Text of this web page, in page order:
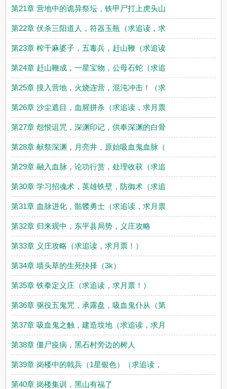
第21章 营地中的诡异祭坛，铁甲尸打上虎头山
第22章 伏杀三阳道人，符器玉瓶（求追读，求
第23章 榨干麻婆子，五毒兵，赶山鞭（求追读
第24章 赶山鞭成，一星宝物，公母石蛇（求追
第25章 摸入营地，火烧连营，混沌冲击！（求
第26章 沙尘遮目，血腥拼杀（求追读，求月票
第27章 怨恨诅咒，深渊印记，供奉深渊的白骨
第28章 献祭深渊，月亮井，原始吸血鬼血脉（
第29章 融入血脉，论功行赏，处理收获（求追
第30章 学习招魂术，英雄铁壁，防御术（求追
第31章 血脉进化，骷髅勇士（求追读，求月票
第32章 归来观中，东平县局势，义庄攻略
第33章 义庄攻略（求追读，求月票！）
第34章 墙头草的生死抉择（3k）
第35章 铁拳定义庄（求追读，求月票！）
第36章 驱役五鬼咒，承露盘，吸血鬼仆从（第
第37章 吸血鬼之触，建造坟地（求追读，求月
第38章 僵尸疫病，黑石村旁边的树人
第39章 岗楼中的戟兵（1星银色）（求追读，
第40章 岗楼集训，黑山有福了